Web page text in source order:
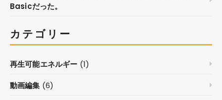
Basicだった。
カテゴリー
再生可能エネルギー (1)
動画編集 (6)